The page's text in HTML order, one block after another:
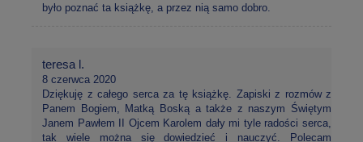
było poznać ta książkę, a przez nią samo dobro.
teresa l.
8 czerwca 2020
Dziękuję z całego serca za tę książkę. Zapiski z rozmów z
Panem Bogiem, Matką Boską a także z naszym Świętym
Janem Pawłem II Ojcem Karolem dały mi tyle radości serca,
tak wiele można się dowiedzieć i nauczyć. Polecam